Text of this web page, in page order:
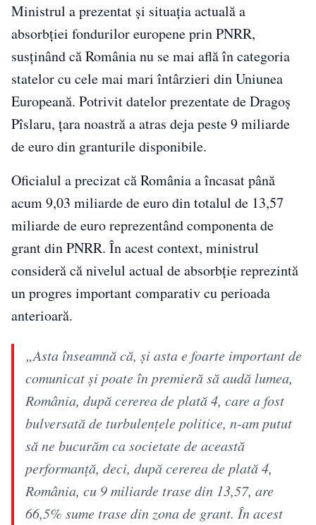
Ministrul a prezentat și situația actuală a
absorbției fondurilor europene prin PNRR,
susținând că România nu se mai află în categoria
statelor cu cele mai mari întârzieri din Uniunea
Europeană. Potrivit datelor prezentate de Dragoș
Pîslaru, țara noastră a atras deja peste 9 miliarde
de euro din granturile disponibile.
Oficialul a precizat că România a încasat până
acum 9,03 miliarde de euro din totalul de 13,57
miliarde de euro reprezentând componenta de
grant din PNRR. În acest context, ministrul
consideră că nivelul actual de absorbție reprezintă
un progres important comparativ cu perioada
anterioară.
„Asta înseamnă că, şi asta e foarte important de
comunicat şi poate în premieră să audă lumea,
România, după cererea de plată 4, care a fost
bulversată de turbulenţele politice, n-am putut
să ne bucurăm ca societate de această
performanţă, deci, după cererea de plată 4,
România, cu 9 miliarde trase din 13,57, are
66,5% sume trase din zona de grant. În acest